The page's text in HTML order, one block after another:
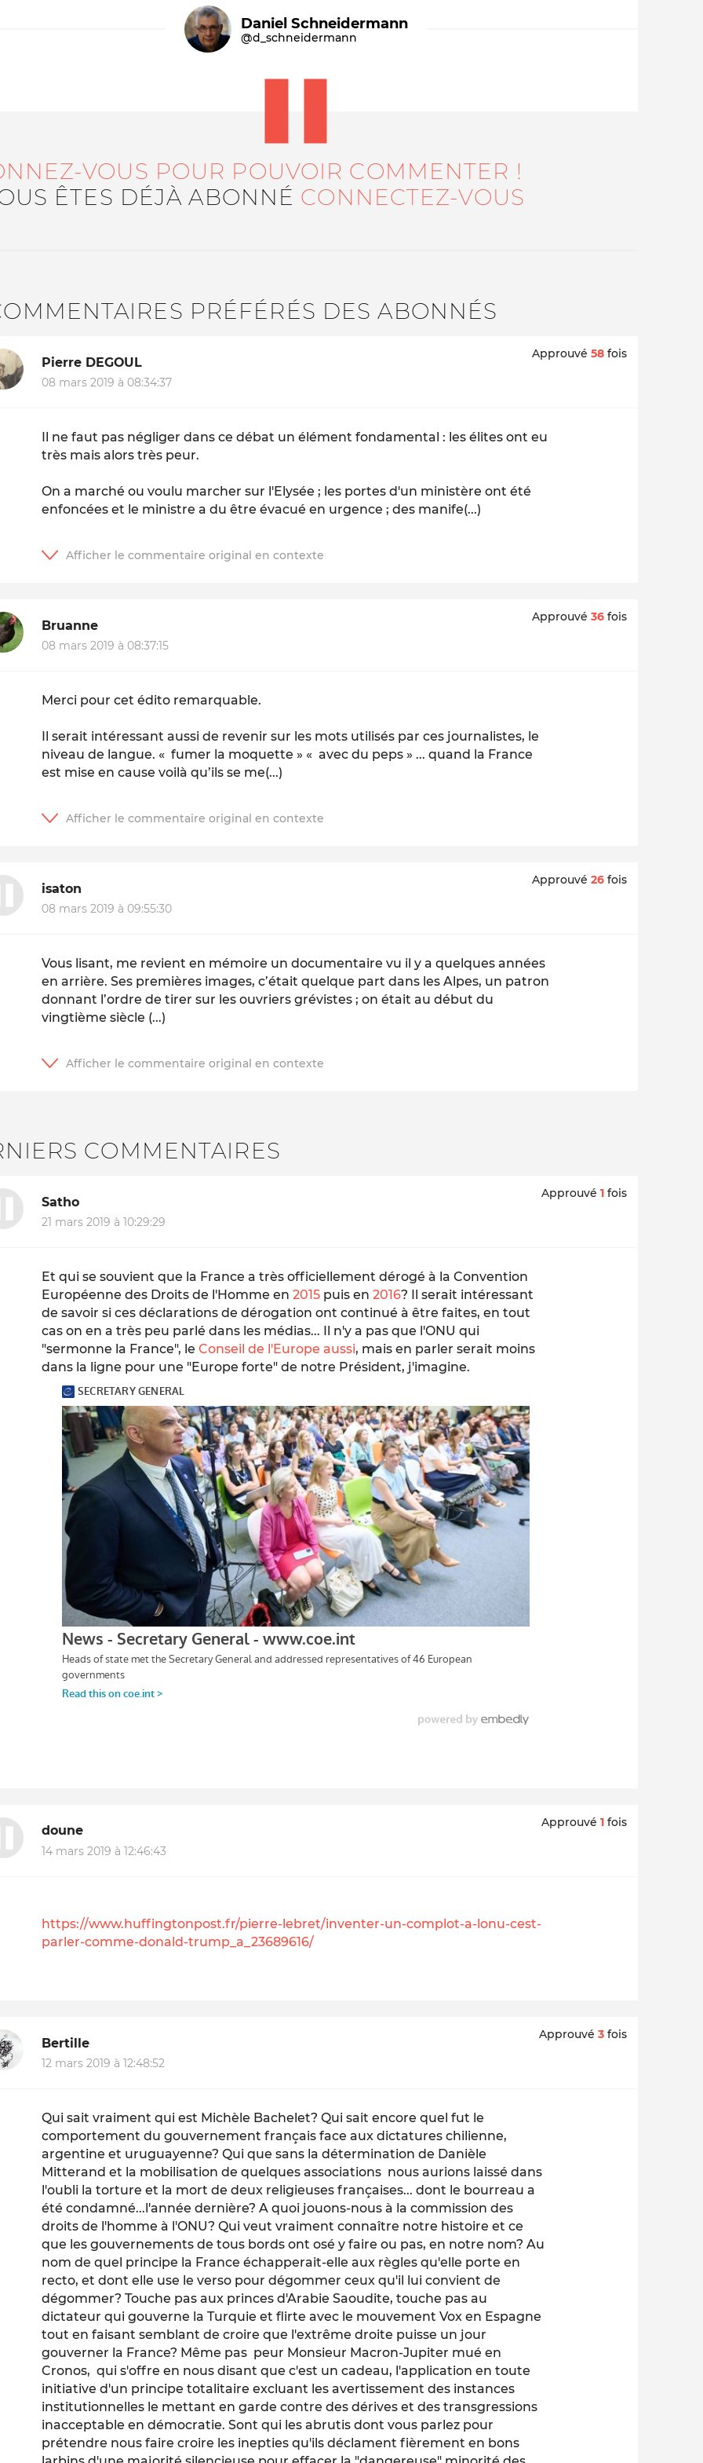
Le médiateur L'équipe Qui sommes-nous ?
Daniel Schneidermann
@d_schneidermann
VOUS POUR POUVOIR COMMENTER !
ÊTES DÉJÀ ABONNÉ CONNECTEZ-VOUS
PRÉFÉRÉS DES ABONNÉS
Pierre DEGOUL
08 mars 2019 à 08:34:37
Approuvé 58 fois
Il ne faut pas négliger dans ce débat un élément fondamental : les élites ont eu
très mais alors très peur.
On a marché ou voulu marcher sur l'Elysée ; les portes d'un ministère ont été
enfoncées et le ministre a du être évacué en urgence ; des manife(...)
Bruanne
08 mars 2019 à 08:37:15
Approuvé 36 fois
Merci pour cet édito remarquable.
Il serait intéressant aussi de revenir sur les mots utilisés par ces journalistes, le
niveau de langue. « fumer la moquette » « avec du peps » ... quand la France
est mise en cause voilà qu’ils se me(...)
isaton
08 mars 2019 à 09:55:30
Approuvé 26 fois
Vous lisant, me revient en mémoire un documentaire vu il y a quelques années
en arrière. Ses premières images, c’était quelque part dans les Alpes, un patron
donnant l’ordre de tirer sur les ouvriers grévistes ; on était au début du
vingtième siècle (...)
COMMENTAIRES
Satho
21 mars 2019 à 10:29:29
Approuvé 1 fois
Et qui se souvient que la France a très officiellement dérogé à la Convention
Européenne des Droits de l'Homme en2015 puis en2016? Il serait intéressant
de savoir si ces déclarations de dérogation ont continué à être faites, en tout
cas on en a très peu parlé dans les médias... Il n'y a pas que l'ONU qui
"sermonne la France", leConseil de l'Europe aussi, mais en parler serait moins
dans la ligne pour une "Europe forte" de notre Président, j'imagine.
doune
14 mars 2019 à 12:46:43
Approuvé 1 fois
https://www.huffingtonpost.fr/pierre-lebret/inventer-un-complot-a-lonu-cest-
parler-comme-donald-trump_a_23689616/
Bertille
12 mars 2019 à 12:48:52
Approuvé 3 fois
Qui sait vraiment qui est Michèle Bachelet? Qui sait encore quel fut le
comportement du gouvernement français face aux dictatures chilienne,
argentine et uruguayenne? Qui que sans la détermination de Danièle
Mitterand et la mobilisation de quelques associations nous aurions laissé dans
l'oubli la torture et la mort de deux religieuses françaises... dont le bourreau a
été condamné...l'année dernière? A quoi jouons-nous à la commission des
droits de l'homme à l'ONU? Qui veut vraiment connaître notre histoire et ce
que les gouvernements de tous bords ont osé y faire ou pas, en notre nom? Au
nom de quel principe la France échapperait-elle aux règles qu'elle porte en
recto, et dont elle use le verso pour dégommer ceux qu'il lui convient de
dégommer? Touche pas aux princes d'Arabie Saoudite, touche pas au
dictateur qui gouverne la Turquie et flirte avec le mouvement Vox en Espagne
tout en faisant semblant de croire que l'extrême droite puisse un jour
gouverner la France? Même pas peur Monsieur Macron-Jupiter mué en
Cronos, qui s'offre en nous disant que c'est un cadeau, l'application en toute
initiative d'un principe totalitaire excluant les avertissement des instances
institutionnelles le mettant en garde contre des dérives et des transgressions
inacceptable en démocratie. Sont qui les abrutis dont vous parlez pour
prétendre nous faire croire les inepties qu'ils déclament fièrement en bons